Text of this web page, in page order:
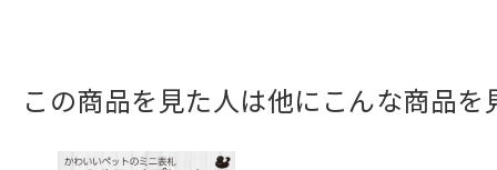
この商品を見た人は他にこんな商品を